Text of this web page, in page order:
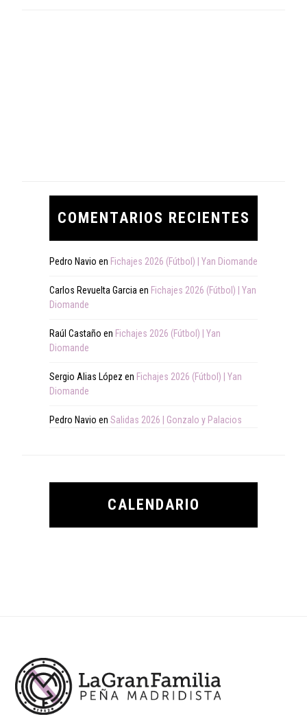
COMENTARIOS RECIENTES
Pedro Navio en Fichajes 2026 (Fútbol) | Yan Diomande
Carlos Revuelta Garcia en Fichajes 2026 (Fútbol) | Yan
Diomande
Raúl Castaño en Fichajes 2026 (Fútbol) | Yan
Diomande
Sergio Alias López en Fichajes 2026 (Fútbol) | Yan
Diomande
Pedro Navio en Salidas 2026 | Gonzalo y Palacios
CALENDARIO